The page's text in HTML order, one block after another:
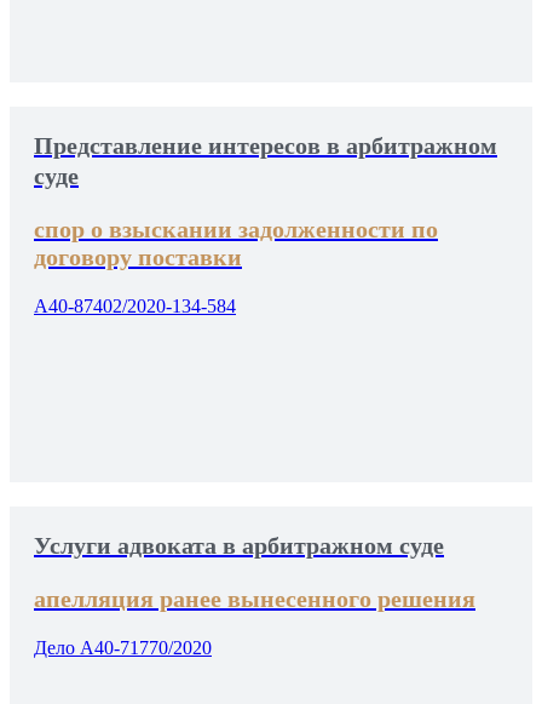
Представление интересов в арбитражном
суде
спор о взыскании задолженности по
договору поставки
А40-87402/2020-134-584
Услуги адвоката в арбитражном суде
апелляция ранее вынесенного решения
Дело А40-71770/2020